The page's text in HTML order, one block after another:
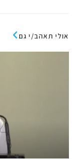
אולי תאהב/י גם